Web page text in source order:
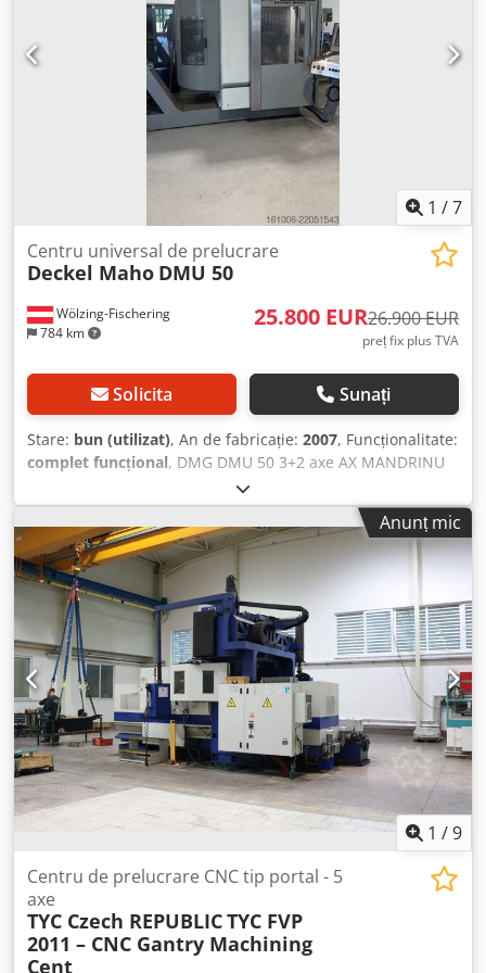
1 /7
Wölzing-Fischering
784 km
Centru universal de prelucrare
Deckel Maho DMU 50
25.800 EUR26.900 EUR
preț fix plus TVA
Solicita Sunați
Stare: bun (utilizat), An de fabricație: 2007, Funcționalitate:
complet funcțional, DMG DMU 50 3+2 axe AX MANDRINU
revizuit 01/2026 Controler Heidenhain iTNC 530 Chsdpfx
Ameza T A Ds Hoa Ore de funcționare: 11.275 ore, program
Cursă axă X: 500 mm Cursă axă Y: 450 mm Cursă axă Z: 400
mm Controler iTNC 530 Heidenhain Domeniu de turație –
ax principal: 20 – 10.000 min/-1 Prindere sculă: SK 40 DIN
69871 Suprafață de prindere masă: 700 x 500 mm Sarcină
maximă pe masă: 500 kg Caneluri în T: 7 x 14 x 63 mm
Număr de locuri pentru scule: 30 Greutate maximă a
sculei: 6 kg Avans rapid: 24 m/min Forță de avans: 4,5 kN
Viteză de avans: 1 – 24.000 mm/min Consum total de
energie: 26 kVA Greutate mașină: aprox. 4,5 t Spațiu
necesar: aprox. 4,5 x 3,5 x 2,3 m Transportor așchii Volant
manual Sondă de măsurare Pistol de răcire Disponibil
imediat
Anunț mic
1 /9
Centru de prelucrare CNC tip portal - 5
axe
TYC Czech REPUBLICTYC FVP
2011 – CNC Gantry Machining
Cent